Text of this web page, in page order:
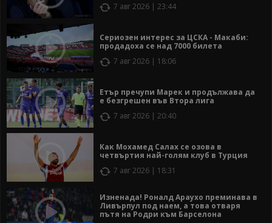
7 авг 2026 | 23:44
Сериозен интерес за ЦСКА - Макаби:
продадоха се над 7000 билета
7 авг 2026 | 18:06
Етър пречупи Марек и продължава да
е безгрешен във Втора лига
7 авг 2026 | 20:40
Как Мохамед Салах се озова в
четвъртия най-голям клуб в Турция
7 авг 2026 | 18:31
Изненада! Роналд Араухо преминава в
Ливърпул под наем, а това отваря
пътя на Родри към Барселона